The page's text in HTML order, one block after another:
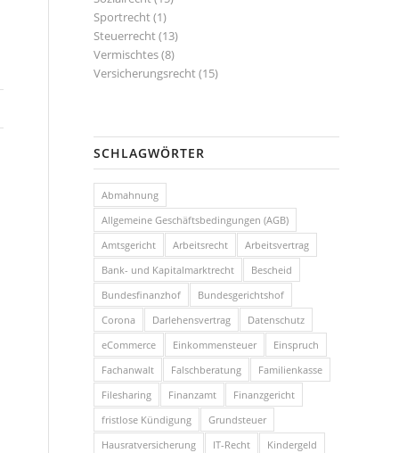
Sportrecht(1)
Steuerrecht(13)
Vermischtes(8)
Versicherungsrecht(15)
SCHLAGWÖRTER
Abmahnung
Allgemeine Geschäftsbedingungen (AGB)
Amtsgericht
Arbeitsrecht
Arbeitsvertrag
Bank- und Kapitalmarktrecht
Bescheid
Bundesfinanzhof
Bundesgerichtshof
Corona
Darlehensvertrag
Datenschutz
eCommerce
Einkommensteuer
Einspruch
Fachanwalt
Falschberatung
Familienkasse
Filesharing
Finanzamt
Finanzgericht
fristlose Kündigung
Grundsteuer
Hausratversicherung
IT-Recht
Kindergeld